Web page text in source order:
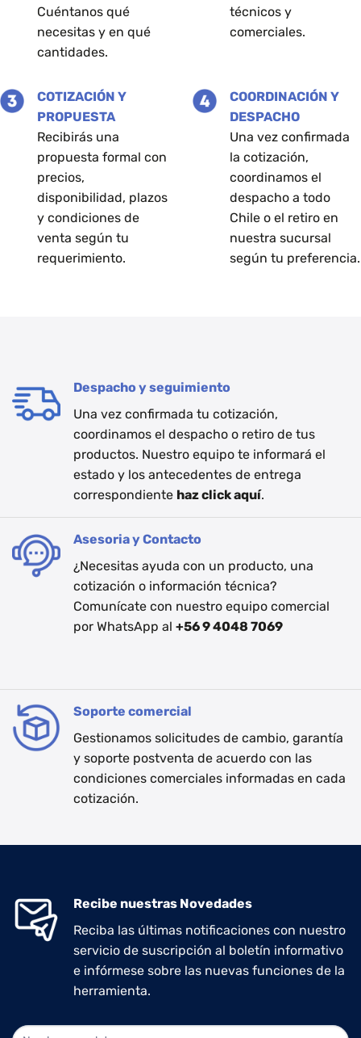
Cuéntanos qué
necesitas y en qué
cantidades.
técnicos y
comerciales.
COTIZACIÓN Y
PROPUESTA
Recibirás una
propuesta formal con
precios,
disponibilidad, plazos
y condiciones de
venta según tu
requerimiento.
COORDINACIÓN Y
DESPACHO
Una vez confirmada
la cotización,
coordinamos el
despacho a todo
Chile o el retiro en
nuestra sucursal
según tu preferencia.
Despacho y seguimiento
Una vez confirmada tu cotización,
coordinamos el despacho o retiro de tus
productos. Nuestro equipo te informará el
estado y los antecedentes de entrega
correspondiente haz click aquí.
Asesoria y Contacto
¿Necesitas ayuda con un producto, una
cotización o información técnica?
Comunícate con nuestro equipo comercial
por WhatsApp al +56 9 4048 7069
Soporte comercial
Gestionamos solicitudes de cambio, garantía
y soporte postventa de acuerdo con las
condiciones comerciales informadas en cada
cotización.
Recibe nuestras Novedades
Reciba las últimas notificaciones con nuestro
servicio de suscripción al boletín informativo
e infórmese sobre las nuevas funciones de la
herramienta.
NEWLETTER